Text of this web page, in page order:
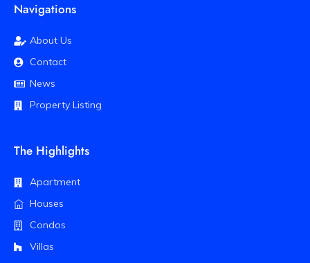
Navigations
About Us
Contact
News
Property Listing
The Highlights
Apartment
Houses
Condos
Villas